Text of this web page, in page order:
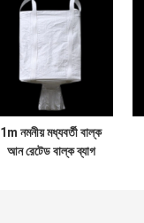
1m নমনীয় মধ্যবর্তী বাল্ক
আন রেটেড বাল্ক ব্যাগ